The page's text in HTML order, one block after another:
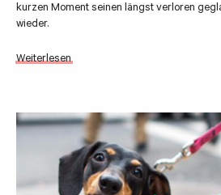
kurzen Moment seinen längst verloren
wieder.
Weiterlesen